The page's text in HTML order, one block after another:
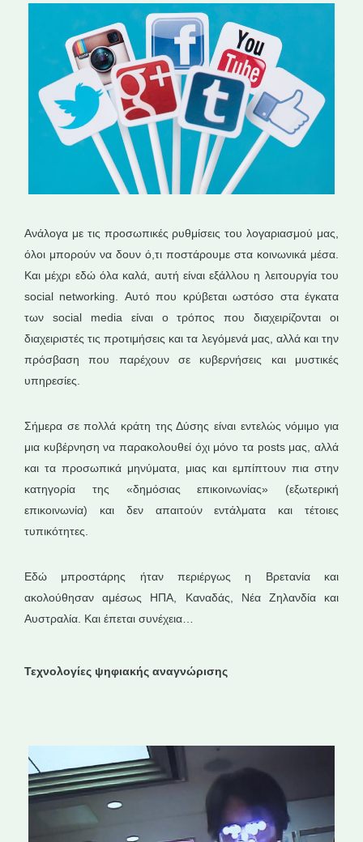
Ανάλογα με τις προσωπικές ρυθμίσεις του λογαριασμού μας,
όλοι μπορούν να δουν ό,τι ποστάρουμε στα κοινωνικά μέσα.
Και μέχρι εδώ όλα καλά, αυτή είναι εξάλλου η λειτουργία του
social networking. Αυτό που κρύβεται ωστόσο στα έγκατα
των social media είναι ο τρόπος που διαχειρίζονται οι
διαχειριστές τις προτιμήσεις και τα λεγόμενά μας, αλλά και την
πρόσβαση που παρέχουν σε κυβερνήσεις και μυστικές
υπηρεσίες.
Σήμερα σε πολλά κράτη της Δύσης είναι εντελώς νόμιμο για
μια κυβέρνηση να παρακολουθεί όχι μόνο τα posts μας, αλλά
και τα προσωπικά μηνύματα, μιας και εμπίπτουν πια στην
κατηγορία της «δημόσιας επικοινωνίας» (εξωτερική
επικοινωνία) και δεν απαιτούν εντάλματα και τέτοιες
τυπικότητες.
Εδώ μπροστάρης ήταν περιέργως η Βρετανία και
ακολούθησαν αμέσως ΗΠΑ, Καναδάς, Νέα Ζηλανδία και
Αυστραλία. Και έπεται συνέχεια…
Τεχνολογίες ψηφιακής αναγνώρισης